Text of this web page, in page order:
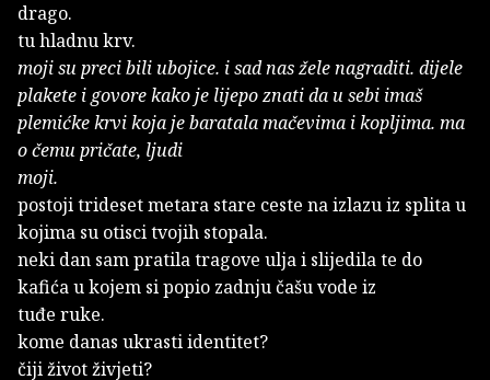
drago.
tu hladnu krv.
moji su preci bili ubojice. i sad nas žele nagraditi. dijele
plakete i govore kako je lijepo znati da u sebi imaš
plemićke krvi koja je baratala mačevima i kopljima. ma
o čemu pričate, ljudi
moji.
postoji trideset metara stare ceste na izlazu iz splita u
kojima su otisci tvojih stopala.
neki dan sam pratila tragove ulja i slijedila te do
kafića u kojem si popio zadnju čašu vode iz
tuđe ruke.
kome danas ukrasti identitet?
čiji život živjeti?